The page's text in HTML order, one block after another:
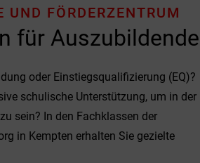
für Auszubildende
UND FÖRDERZENTRUM
oder Einstiegsqualifizierung (EQ)?
schulische Unterstützung, um in der
sein? In den Fachklassen der
in Kempten erhalten Sie gezielte